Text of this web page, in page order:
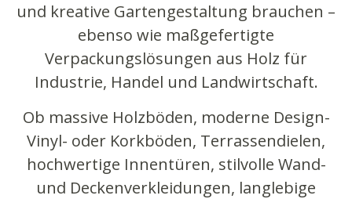
und kreative Gartengestaltung brauchen –
ebenso wie maßgefertigte
Verpackungslösungen aus Holz für
Industrie, Handel und Landwirtschaft.
Ob massive Holzböden, moderne Design-
Vinyl- oder Korkböden, Terrassendielen,
hochwertige Innentüren, stilvolle Wand-
und Deckenverkleidungen, langlebige